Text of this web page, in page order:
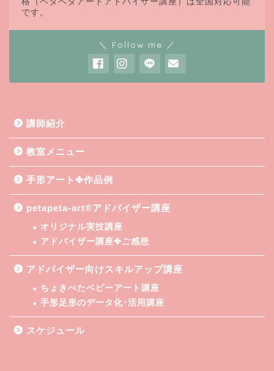
です。
＼ Follow me ／
講師紹介
教室メニュー
手形アート✤作品例
petapeta-art®アドバイザー講座
オリジナル実技講座
アドバイザー講座✤ご感想
アドバイザー向けスキルアップ講座
ちょきぺたベビーアート講座
手形足形のデータ化･活用講座
スケジュール